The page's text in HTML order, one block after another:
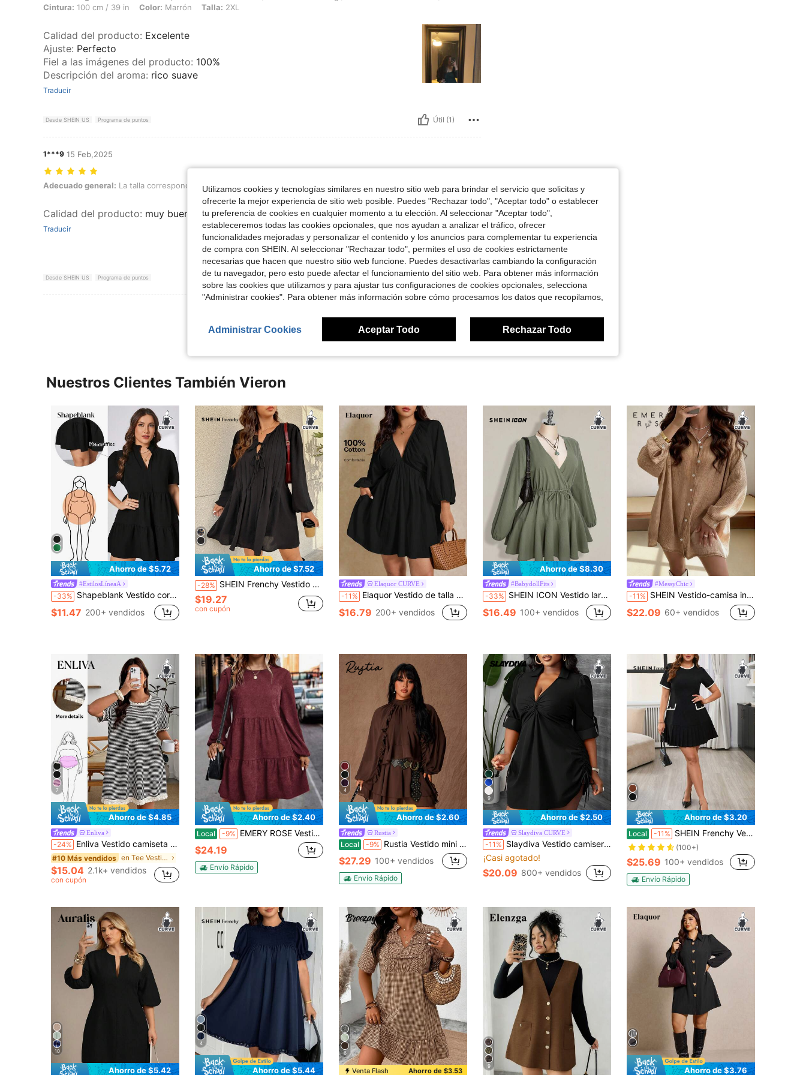
Cintura: 100 cm / 39 in Color: Marrón Talla: 2XL
Calidad del producto: Excelente
Ajuste: Perfecto
Fiel a las imágenes del producto: 100%
Descripción del aroma: rico suave
Traducir
Desde SHEIN US Programa de puntos Útil (1)
1***9 15 Feb,2025
Adecuado general: La talla corresponde, Color: Negro, Talla: 4XL
Adecuado general: La talla corresponde Color: Talla:
Calidad del producto: muy buena tela excelente calidad talla bonito lo recomiendo
Traducir
Desde SHEIN US Programa de puntos Útil (1)
Nuestros Clientes También Vieron
Ahorro de $5.72
#EstilosLíneaA
-33% Shapeblank Vestido corto negro básico, cómodo y suelto de manga corta con cuello en V para mujer de talla grande, atuendos de verano para mujer, vestidos elegantes para mujer, vestidos de sol para mujer, estilo viejo dinero para mujer, ropa de iglesia para mujer, ropa de oficina, vestido de trabajo, atuendos de brunch para mujer, vestido de maternidad para baby shower
$11.47 200+ vendidos
Ahorro de $7.52
-28% SHEIN Frenchy Vestido corto informal de manga larga con lazo delantero en unicolor, talla grande
$19.27
con cupón
Elaquor CURVE
-11% Elaquor Vestido de talla grande de manga farol de color liso y casual
$16.79 200+ vendidos
Ahorro de $8.30
#BabydollFits
-33% SHEIN ICON Vestido largo de manga larga con cinturón de algodón lavado verde para mujer de talla grande
$16.49 100+ vendidos
#MessyChic
-11% SHEIN Vestido-camisa informal de manga larga y abotonadura sencilla para tallas grandes, otoño
$22.09 60+ vendidos
7
Ahorro de $4.85
Enliva
-24% Enliva Vestido camiseta casual de mujer talla grande con cuello redondo y rayas, un vestido versátil para vacaciones de verano.
#10 Más vendidos en Tee Vestidos De Talla Grande
$15.04 2.1k+ vendidos
con cupón
Ahorro de $2.40
Local -9% EMERY ROSE Vestido holgado de mangas farol de unicolor para mujer de talla grande en color burdeos
$24.19
Envío Rápido
4
Ahorro de $2.60
Rustia
Local -9% Rustia Vestido mini de manga larga con cintura ajustada y volantes en el bajo, talla grande, color marrón
$27.29 100+ vendidos
Envío Rápido
9
Ahorro de $2.50
Slaydiva CURVE
-11% Slaydiva Vestido camisero mini elegante, de uso diario, para ir a trabajar, fiestas y citas, de manga larga, ajustado, color rojo óxido sólido, con pliegues, nudo lateral, cordón en la cintura para mujer talla grande, para primavera y otoño
¡Casi agotado!
$20.09 800+ vendidos
Ahorro de $3.20
Local -11% SHEIN Frenchy Vestido informal diario de talla grande, minimalista y de moda
(100+)
$25.69 100+ vendidos
Envío Rápido
10
Ahorro de $5.42
4
Ahorro de $5.44
6
Venta Flash Ahorro de $3.53
9 Ahorro de $3.76
Utilizamos cookies y tecnologías similares en nuestro sitio web para brindar el servicio que solicitas y
ofrecerte la mejor experiencia de sitio web posible. Puedes "Rechazar todo", "Aceptar todo" o establecer
tu preferencia de cookies en cualquier momento a tu elección. Al seleccionar "Aceptar todo",
estableceremos todas las cookies opcionales, que nos ayudan a analizar el tráfico, ofrecer
funcionalidades mejoradas y personalizar el contenido y los anuncios para complementar tu experiencia
de compra con SHEIN. Al seleccionar "Rechazar todo", permites el uso de cookies estrictamente
necesarias que hacen que nuestro sitio web funcione. Puedes desactivarlas cambiando la configuración
de tu navegador, pero esto puede afectar el funcionamiento del sitio web. Para obtener más información
sobre las cookies que utilizamos y para ajustar tus configuraciones de cookies opcionales, selecciona
"Administrar cookies". Para obtener más información sobre cómo procesamos los datos que recopilamos,
Administrar Cookies Aceptar Todo Rechazar Todo